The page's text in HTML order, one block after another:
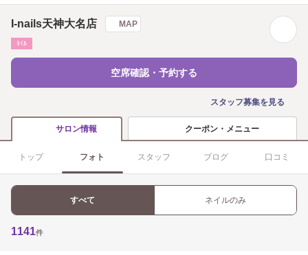
I-nails天神大名店 MAP
ﾈｲﾙ
空席確認・予約する
スタッフ募集を見る
サロン情報 クーポン・メニュー
トップ フォト スタッフ ブログ 口コミ
すべて ネイルのみ
1141件